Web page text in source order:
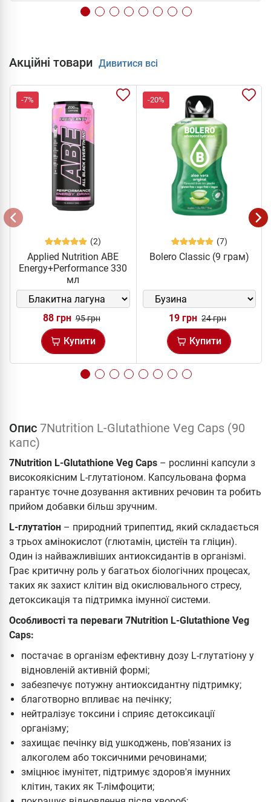
Акційні товари Дивитися всі
-7%
(2)
Applied Nutrition ABE
Energy+Performance 330
мл
88 грн 95 грн
Купити
-20%
(7)
Bolero Classic (9 грам)
19 грн 24 грн
Купити
Опис 7Nutrition L-Glutathione Veg Caps (90
капс)
7Nutrition L-Glutathione Veg Caps – рослинні капсули з
високоякісним L-глутатіоном. Капсульована форма
гарантує точне дозування активних речовин та робить
прийом добавки більш зручним.
L-глутатіон – природний трипептид, який складається
з трьох амінокислот (глютамін, цистеїн та гліцин).
Один із найважливіших антиоксидантів в організмі.
Грає критичну роль у багатьох біологічних процесах,
таких як захист клітин від окислювального стресу,
детоксикація та підтримка імунної системи.
Особливості та переваги 7Nutrition L-Glutathione Veg
Caps:
постачає в організм ефективну дозу L-глутатіону у
відновленій активній формі;
забезпечує потужну антиоксидантну підтримку;
благотворно впливає на печінку;
нейтралізує токсини і сприяє детоксикації
організму;
захищає печінку від ушкоджень, пов'язаних із
алкоголем або токсичними речовинами;
зміцнює імунітет, підтримує здоров'я імунних
клітин, таких як Т-лімфоцити;